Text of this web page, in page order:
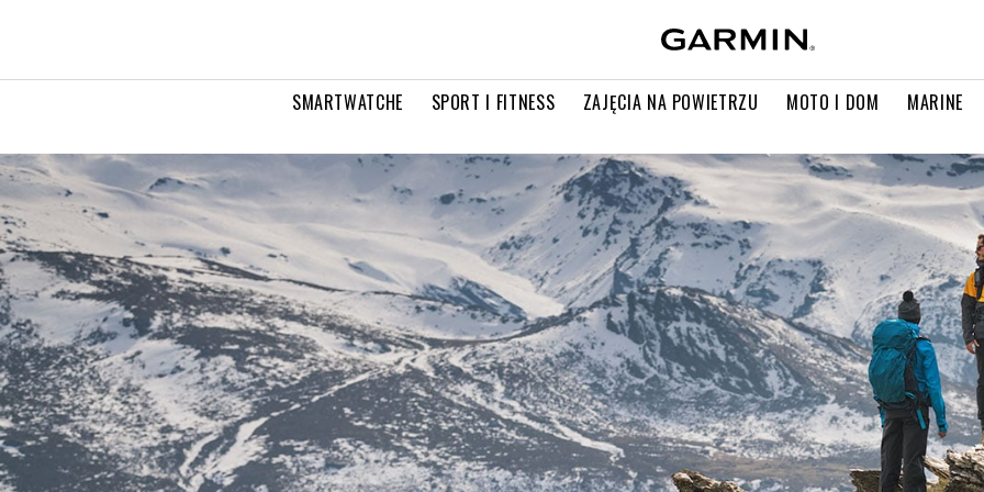
SMARTWATCHE SPORT I FITNESS ZAJĘCIA NA POWIETRZU MOTO I DOM MARINE